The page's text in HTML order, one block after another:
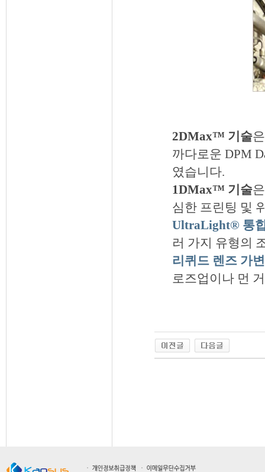
2DMax™ 기술
까다로운 DPM
였습니다.
1DMax™ 기술
심한 프린팅 및
UltraLight® 통
러 가지 유형의
리퀴드 렌즈 가
로즈업이나 먼